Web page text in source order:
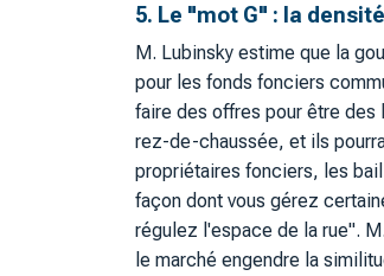
5. Le "mot G" : la
M. Lubinsky estime que la
pour les fonds fonciers
faire des offres pour être des
rez-de-chaussée, et ils
propriétaires fonciers, les
façon dont vous gérez
régulez l'espace de la rue".
le marché engendre la